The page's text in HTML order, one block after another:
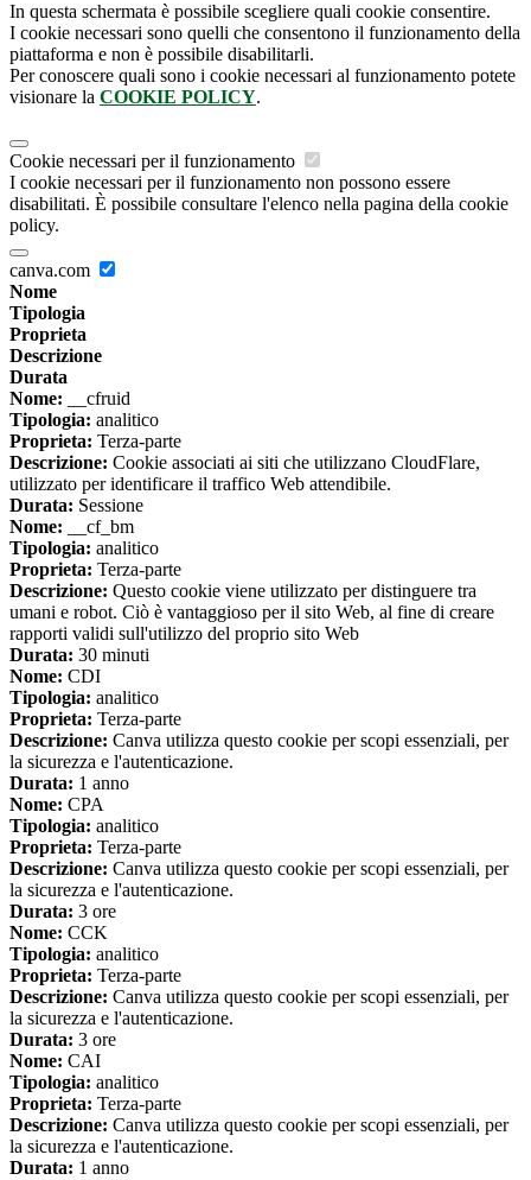
In questa schermata è possibile scegliere quali cookie consentire.
I cookie necessari sono quelli che consentono il funzionamento della
piattaforma e non è possibile disabilitarli.
Per conoscere quali sono i cookie necessari al funzionamento potete
visionare la COOKIE POLICY.
Cookie necessari per il funzionamento
I cookie necessari per il funzionamento non possono essere
disabilitati. È possibile consultare l'elenco nella pagina della cookie
policy.
canva.com
Nome
Tipologia
Proprieta
Descrizione
Durata
Nome: __cfruid
Tipologia: analitico
Proprieta: Terza-parte
Descrizione: Cookie associati ai siti che utilizzano CloudFlare,
utilizzato per identificare il traffico Web attendibile.
Durata: Sessione
Nome: __cf_bm
Tipologia: analitico
Proprieta: Terza-parte
Descrizione: Questo cookie viene utilizzato per distinguere tra
umani e robot. Ciò è vantaggioso per il sito Web, al fine di creare
rapporti validi sull'utilizzo del proprio sito Web
Durata: 30 minuti
Nome: CDI
Tipologia: analitico
Proprieta: Terza-parte
Descrizione: Canva utilizza questo cookie per scopi essenziali, per
la sicurezza e l'autenticazione.
Durata: 1 anno
Nome: CPA
Tipologia: analitico
Proprieta: Terza-parte
Descrizione: Canva utilizza questo cookie per scopi essenziali, per
la sicurezza e l'autenticazione.
Durata: 3 ore
Nome: CCK
Tipologia: analitico
Proprieta: Terza-parte
Descrizione: Canva utilizza questo cookie per scopi essenziali, per
la sicurezza e l'autenticazione.
Durata: 3 ore
Nome: CAI
Tipologia: analitico
Proprieta: Terza-parte
Descrizione: Canva utilizza questo cookie per scopi essenziali, per
la sicurezza e l'autenticazione.
Durata: 1 anno